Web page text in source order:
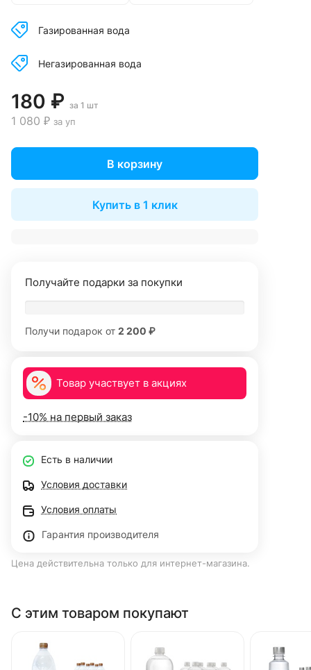
Газированная вода
Негазированная вода
180 ₽ за 1 шт
1 080 ₽ за уп
В корзину
Купить в 1 клик
Получайте подарки за покупки
Получи подарок от 2 200 ₽
Товар участвует в акциях
-10% на первый заказ
Есть в наличии
Условия доставки
Условия оплаты
Гарантия производителя
Цена действительна только для интернет-магазина.
С этим товаром покупают